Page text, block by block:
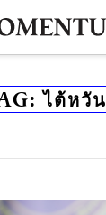
ไต้หวัน